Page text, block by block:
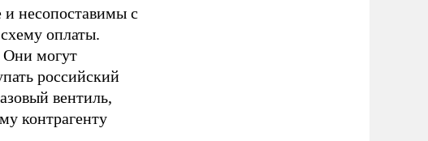
несопоставимы с
оплаты.
Они могут
российский
вентиль,
контрагенту